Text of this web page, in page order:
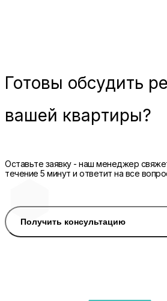
Готовы обсудить
вашей квартиры?
Оставьте заявку - наш менеджер
течение 5 минут и ответит на все
Получить консультацию